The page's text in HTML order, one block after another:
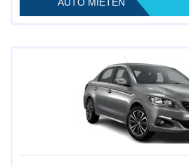
AUTO MIETEN